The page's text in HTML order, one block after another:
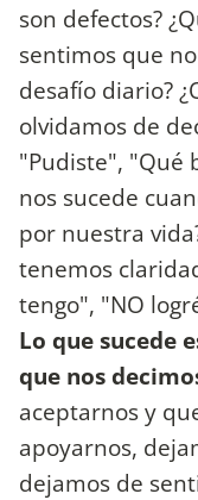
son defectos?
sentimos que
desafío diario?
olvidamos de
"Pudiste", "Qué
nos sucede
por nuestra
tenemos
tengo", "NO
Lo que sucede
que nos
aceptarnos y
apoyarnos,
dejamos de